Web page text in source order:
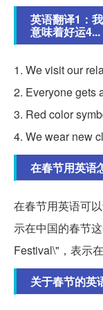
英语翻译1：
意味着好运4...
1. We visit our
2. Everyone gets
3. Red color
4. We wear new
在春节用英语
在春节用英语可
示在中国的春节
Festival\"，表示在
关于春节的英